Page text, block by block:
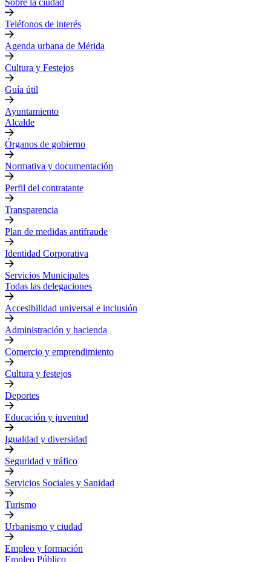
Sobre la ciudad
Teléfonos de interés
Agenda urbana de Mérida
Cultura y Festejos
Guía útil
Ayuntamiento
Alcalde
Órganos de gobierno
Normativa y documentación
Perfil del contratante
Transparencia
Plan de medidas antifraude
Identidad Corporativa
Servicios Municipales
Todas las delegaciones
Accesibilidad universal e inclusión
Administración y hacienda
Comercio y emprendimiento
Cultura y festejos
Deportes
Educación y juventud
Igualdad y diversidad
Seguridad y tráfico
Servicios Sociales y Sanidad
Turismo
Urbanismo y ciudad
Empleo y formación
Empleo Público